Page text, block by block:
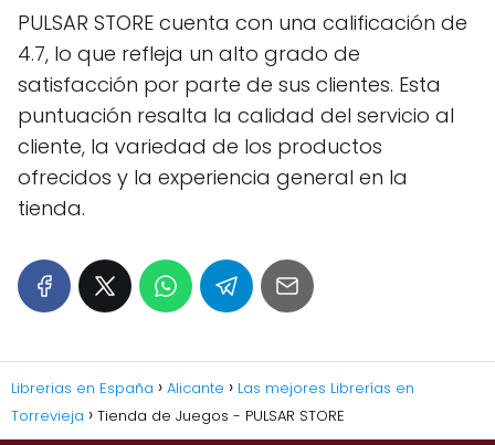
PULSAR STORE cuenta con una calificación de
4.7, lo que refleja un alto grado de
satisfacción por parte de sus clientes. Esta
puntuación resalta la calidad del servicio al
cliente, la variedad de los productos
ofrecidos y la experiencia general en la
tienda.
Librerias en España Alicante
Las mejores Librerías en
Torrevieja
Tienda de Juegos - PULSAR STORE